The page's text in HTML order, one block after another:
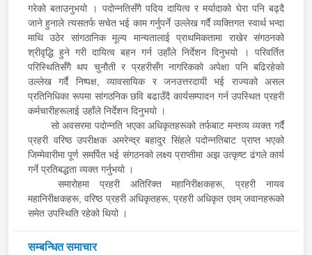
गरेको बताउनुभयो । पदोन्नतिसँगै पदिय दायित्व र मर्यादाको घेरा पनि बढ्दै
जाने हुनाले त्यसतर्फ सचेत भई काम गर्नुपर्ने उल्लेख गर्दै व्यक्तिगत स्वार्थ भन्दा
माथि उठेर सांगठानिक मूल्य मान्यतालाई प्राथमिकतामा राखेर संगठनको
श्रीवृद्धि हुने गरी दायित्व बहन गर्न उहाँले निर्देशन दिनुभयो । परिवर्तित
परिस्थितिसँगै थप चुनौती र प्रहरीसँग नागरिकको अपेक्षा पनि बढिरहेको
उल्लेख गर्दै निष्पक्ष, व्यावसायिक र जनउत्तरदायी भई राज्यको असल
प्रतिनिधिका रूपमा सांगठनिक छवि बढाउँदै कार्यसम्पादन गर्न उपस्थित प्रहरी
कर्मचारीहरूलाई उहाँले निर्देशन दिनुभयो ।
सो अवसरमा पदोन्नति भएका अधिकृतहरूको तर्फबाट मन्तव्य व्यक्त गर्दै
प्रहरी वरिष्ठ उपरीक्षक अमरेन्द्र बहादुर सिंहले पदोन्नतिबाट प्राप्त भएको
जिम्मेवारीमा पूर्ण समर्पित भई संगठनको लक्ष्य प्राप्तीमा अझ उत्कृष्ट ढंगले कार्य
गर्ने प्रतिबद्धता व्यक्त गर्नुभयो ।
समारोहमा प्रहरी अतिरिक्त महानिरीक्षकहरू, प्रहरी नायव
महानिरीक्षकहरू, वरिष्ठ प्रहरी अधिकृतहरू, प्रहरी अधिकृत एवम् जवानहरूको
समेत उपस्थिति रहेको थियो ।
सम्बन्धित समाचार